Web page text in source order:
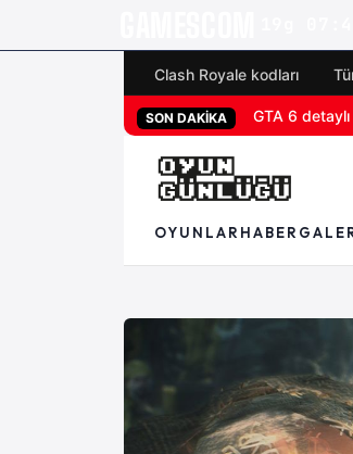
Clash Royale kodları
SON DAKİKA San Diego
OYUNLAR HABER